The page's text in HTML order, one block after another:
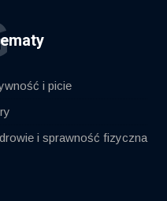
i picie
i sprawność fizyczna